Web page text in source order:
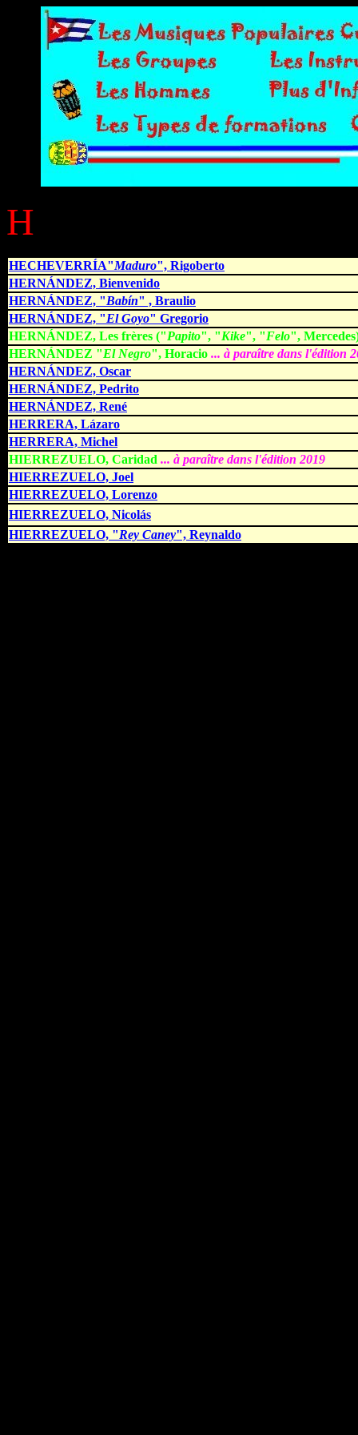
H
HECHEVERRÍA"Maduro", Rigoberto
HERNÁNDEZ, Bienvenido
HERNÁNDEZ, "Babín" , Braulio
HERNÁNDEZ, "El Goyo" Gregorio
HERNÁNDEZ, Les frères ("Papito", "Kike", "Felo",
HERNÁNDEZ "El Negro", Horacio ... à paraître dans l'édition
HERNÁNDEZ, Oscar
HERNÁNDEZ, Pedrito
HERNÁNDEZ, René
HERRERA, Lázaro
HERRERA, Michel
HIERREZUELO, Caridad ... à paraître dans l'édition 2019
HIERREZUELO, Joel
HIERREZUELO, Lorenzo
HIERREZUELO, Nicolás
HIERREZUELO, "Rey Caney", Reynaldo